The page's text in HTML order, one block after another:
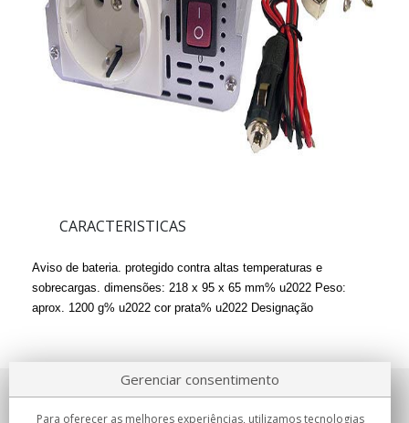
CARACTERISTICAS
Aviso de bateria. protegido contra altas temperaturas e
sobrecargas. dimensões: 218 x 95 x 65 mm% u2022 Peso:
aprox. 1200 g% u2022 cor prata% u2022 Designação
Sobre nosotros
Gerenciar consentimento
Para oferecer as melhores experiências, utilizamos tecnologias